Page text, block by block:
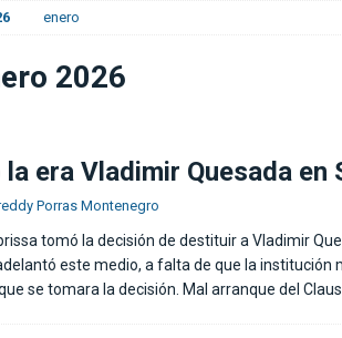
SELECCIÓN NACIONAL
en noviembre
enero
2026
la era Vladimir Quesada en
Porras Montenegro
tomó la decisión de destituir a Vladimir
este medio, a falta de que la institución
se tomara la decisión. Mal arranque del